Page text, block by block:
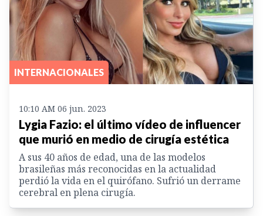
INTERNACIONALES
10:10 AM 06 jun. 2023
Lygia Fazio: el último vídeo de influencer
que murió en medio de cirugía estética
A sus 40 años de edad, una de las modelos
brasileñas más reconocidas en la actualidad
perdió la vida en el quirófano. Sufrió un derrame
cerebral en plena cirugía.